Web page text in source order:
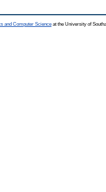
and Computer Science at the University of